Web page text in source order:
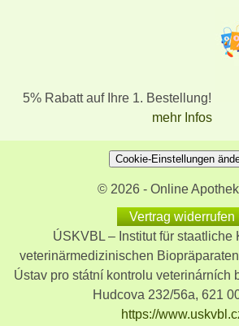
5% Rabatt auf Ihre 1. Bestellung!
mehr Infos
Cookie-Einstellungen
© 2026 - Online
Vertrag widerrufen
ÚSKVBL – Institut für staatliche
veterinärmedizinischen
Ústav pro státní kontrolu veterinárních
Hudcova 232/56a, 621
https://